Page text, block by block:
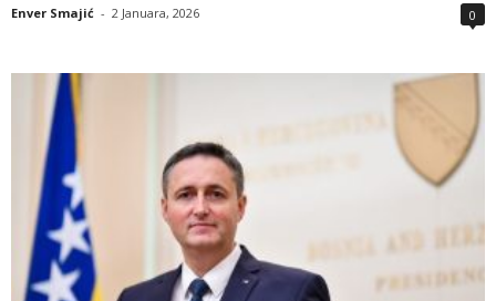
Enver Smajić - 2 Januara, 2026 0